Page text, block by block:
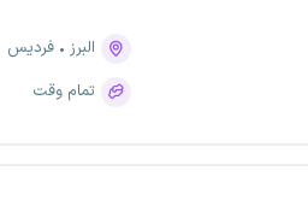
البرز
فردیس
تمام وقت